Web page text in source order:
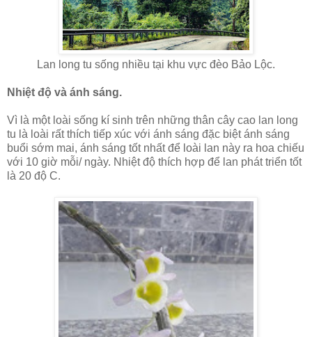
Lan long tu sống nhiều tại khu vực đèo Bảo Lộc.
Nhiệt độ và ánh sáng.
Vì là một loài sống kí sinh trên những thân cây cao lan long
tu là loài rất thích tiếp xúc với ánh sáng đặc biệt ánh sáng
buổi sớm mai, ánh sáng tốt nhất để loài lan này ra hoa chiếu
với 10 giờ mỗi/ ngày. Nhiệt độ thích hợp để lan phát triển tốt
là 20 độ C.